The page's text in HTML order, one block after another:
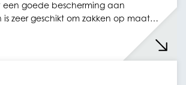
een goede bescherming aan
zeer geschikt om zakken op maat…